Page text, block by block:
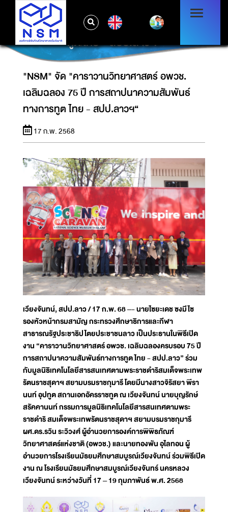
"NSM" จัด "คาราวานวิทยาศาสตร์ อพวช. เฉลิม
ฉลอง 75 ปี การสถาปนาความสัมพันธ์ทางการ
ทูต ไทย - สปป.ลาวฯ“
"NSM" จัด "คาราวานวิทยาศาสตร์ อพวช.
เฉลิมฉลอง 75 ปี การสถาปนาความสัมพันธ์
ทางการทูต ไทย - สปป.ลาวฯ“
17 ก.พ. 2568
เวียงจันทน์, สปป.ลาว / 17 ก.พ. 68 –- นายไซยะเดช ซงมีไซ
รองหัวหน้ากรมสามัญ กระทรวงศึกษาธิการและกีฬา
สาธารณรัฐประชาธิปไตยประชาชนลาว เป็นประธานในพิธีเปิด
งาน “คาราวานวิทยาศาสตร์ อพวช. เฉลิมฉลองครบรอบ 75 ปี
การสถาปนาความสัมพันธ์ทางการทูต ไทย - สปป.ลาว” ร่วม
กับมูลนิธิเทคโนโลยีสารสนเทศตามพระราชดำริสมเด็จพระเทพ
รัตนราชสุดาฯ สยามบรมราชกุมารี โดยมีนางสาวจิรัสยา พีรา
นนท์ อุปทูต สถานเอกอัครราชทูต ณ เวียงจันทน์ นายบุญรักษ์
สรัคคานนท์ กรรมการมูลนิธิเทคโนโลยีสารสนเทศตามพระ
ราชดำริ สมเด็จพระเทพรัตนราชสุดาฯ สยามบรมราชกุมารี
ผศ.ดร.รวิน ระวิวงศ์ ผู้อำนวยการองค์การพิพิธภัณฑ์
วิทยาศาสตร์แห่งชาติ (อพวช.) และนายทองพัน อุไลทอน ผู้
อำนวยการโรงเรียนมัธยมศึกษาสมบูรณ์เวียงจันทน์ ร่วมพิธีเปิด
งาน ณ โรงเรียนมัธยมศึกษาสมบูรณ์เวียงจันทร์ นครหลวง
เวียงจันทน์ ระหว่างวันที่ 17 – 19 กุมภาพันธ์ พ.ศ. 2568